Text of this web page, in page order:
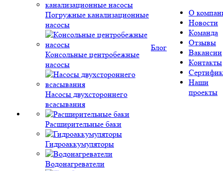
Погружные канализационные
насосы
Консольные центробежные
насосы
Насосы двухстороннего
всасывания
Расширительные баки
Гидроаккумуляторы
Водонагреватели
Блог
О
Новости
Команда
Отзывы
Вакансии
Контакты
Наши
проекты